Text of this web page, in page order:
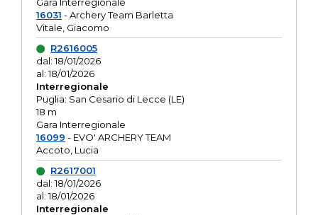
16031 - Archery Team Barletta
Vitale, Giacomo
R2616005
dal: 18/01/2026
al: 18/01/2026
Interregionale
Puglia: San Cesario di Lecce (LE)
18 m
Gara Interregionale
16099 - EVO' ARCHERY TEAM
Accoto, Lucia
R2617001
dal: 18/01/2026
al: 18/01/2026
Interregionale